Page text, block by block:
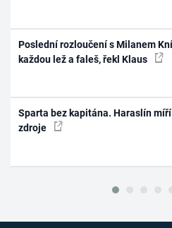
Poslední rozloučení s Milanem
každou lež a faleš, řekl Klaus
Sparta bez kapitána. Haraslín
zdroje